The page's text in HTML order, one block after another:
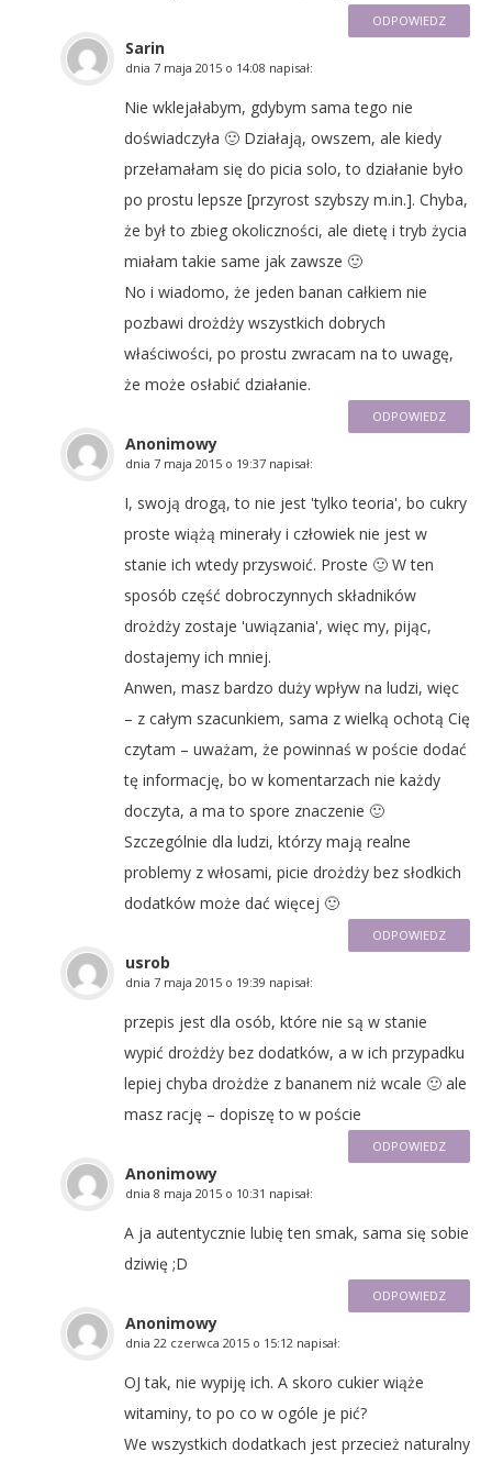
ODPOWIEDZ
Sarin
dnia 7 maja 2015 o 14:08 napisał:
Nie wklejałabym, gdybym sama tego nie
doświadczyła 🙂 Działają, owszem, ale kiedy
przełamałam się do picia solo, to działanie było
po prostu lepsze [przyrost szybszy m.in.]. Chyba,
że był to zbieg okoliczności, ale dietę i tryb życia
miałam takie same jak zawsze 🙂
No i wiadomo, że jeden banan całkiem nie
pozbawi drożdży wszystkich dobrych
właściwości, po prostu zwracam na to uwagę,
że może osłabić działanie.
ODPOWIEDZ
Anonimowy
dnia 7 maja 2015 o 19:37 napisał:
I, swoją drogą, to nie jest 'tylko teoria', bo cukry
proste wiążą minerały i człowiek nie jest w
stanie ich wtedy przyswoić. Proste 🙂 W ten
sposób część dobroczynnych składników
drożdży zostaje 'uwiązania', więc my, pijąc,
dostajemy ich mniej.
Anwen, masz bardzo duży wpływ na ludzi, więc
– z całym szacunkiem, sama z wielką ochotą Cię
czytam – uważam, że powinnaś w poście dodać
tę informację, bo w komentarzach nie każdy
doczyta, a ma to spore znaczenie 🙂
Szczególnie dla ludzi, którzy mają realne
problemy z włosami, picie drożdży bez słodkich
dodatków może dać więcej 🙂
ODPOWIEDZ
usrob
dnia 7 maja 2015 o 19:39 napisał:
przepis jest dla osób, które nie są w stanie
wypić drożdży bez dodatków, a w ich przypadku
lepiej chyba drożdże z bananem niż wcale 🙂 ale
masz rację – dopiszę to w poście
ODPOWIEDZ
Anonimowy
dnia 8 maja 2015 o 10:31 napisał:
A ja autentycznie lubię ten smak, sama się sobie
dziwię ;D
ODPOWIEDZ
Anonimowy
dnia 22 czerwca 2015 o 15:12 napisał:
OJ tak, nie wypiję ich. A skoro cukier wiąże
witaminy, to po co w ogóle je pić?
We wszystkich dodatkach jest przecież naturalny